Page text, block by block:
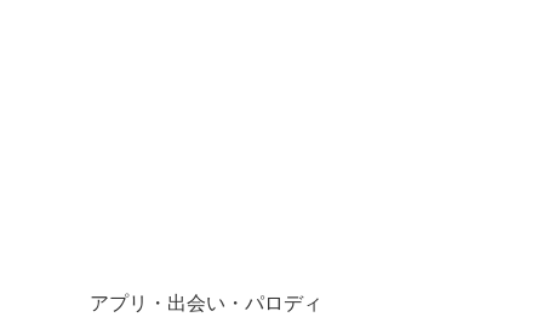
アプリ・出会い・パロディ